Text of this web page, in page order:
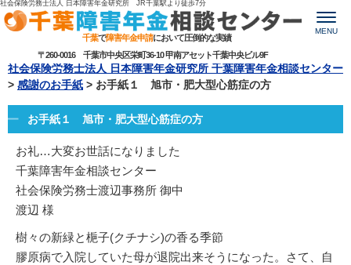
社会保険労務士法人 日本障害年金研究所 JR千葉駅より 徒歩7分
千葉で障害年金申請において圧倒的な実績
〒260-0016 千葉市中央区栄町36-10 甲南アセット千葉中央ビル9F
MENU
社会保険労務士法人 日本障害年金研究所 千葉障害年金相談センター
> 感謝のお手紙 > お手紙１ 旭市・肥大型心筋症の方
お手紙１ 旭市・肥大型心筋症の方
お礼…大変お世話になりました
千葉障害年金相談センター
社会保険労務士渡辺事務所 御中
渡辺 様
樹々の新緑と梔子(クチナシ)の香る季節
膠原病で入院していた母が退院出来そうになった。さて、自